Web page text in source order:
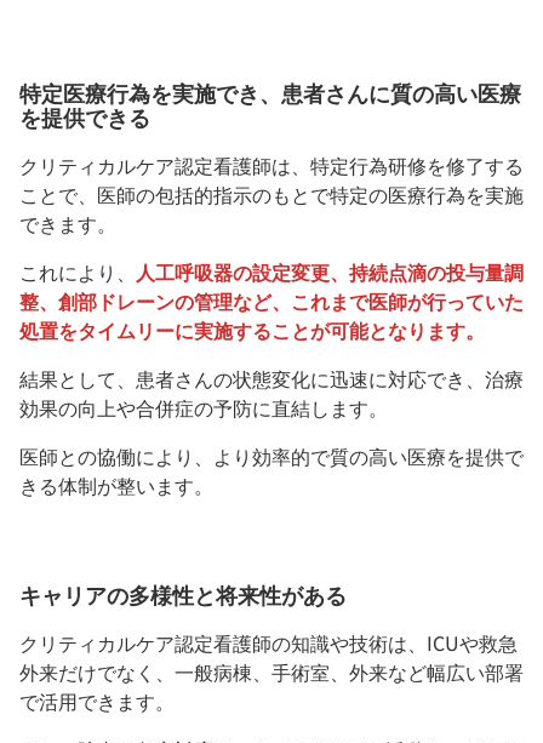
特定医療行為を実施でき、患者さんに質の高い医療
を提供できる
クリティカルケア認定看護師は、特定行為研修を修了する
ことで、医師の包括的指示のもとで特定の医療行為を実施
できます。
これにより、 人工呼吸器の設定変更、持続点滴の投与量調
整、創部ドレーンの管理など、これまで医師が行っていた
処置をタイムリーに実施することが可能となります。
結果として、患者さんの状態変化に迅速に対応でき、治療
効果の向上や合併症の予防に直結します。
医師との協働により、より効率的で質の高い医療を提供で
きる体制が整います。
キャリアの多様性と将来性がある
クリティカルケア認定看護師の知識や技術は、ICUや救急
外来だけでなく、一般病棟、手術室、外来など幅広い部署
で活用できます。